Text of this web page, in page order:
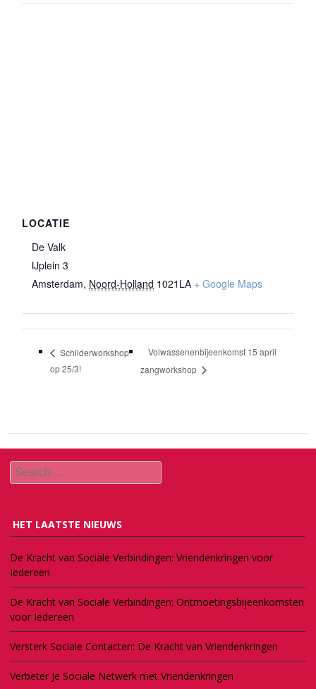
LOCATIE
De Valk
IJplein 3
Amsterdam, Noord-Holland 1021LA + Google Maps
Schilderworkshop
op 25/3!
Volwassenenbijeenkomst 15 april
zangworkshop
Search
HET LAATSTE NIEUWS
De Kracht van Sociale Verbindingen: Vriendenkringen voor
Iedereen
De Kracht van Sociale Verbindingen: Ontmoetingsbijeenkomsten
voor Iedereen
Versterk Sociale Contacten: De Kracht van Vriendenkringen
Verbeter Je Sociale Netwerk met Vriendenkringen